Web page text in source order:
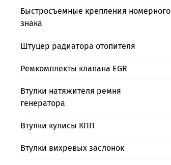
Быстросъемные крепления номерного
знака
Штуцер радиатора отопителя
Ремкомплекты клапана EGR
Втулки натяжителя ремня
генератора
Втулки кулисы КПП
Втулки вихревых заслонок